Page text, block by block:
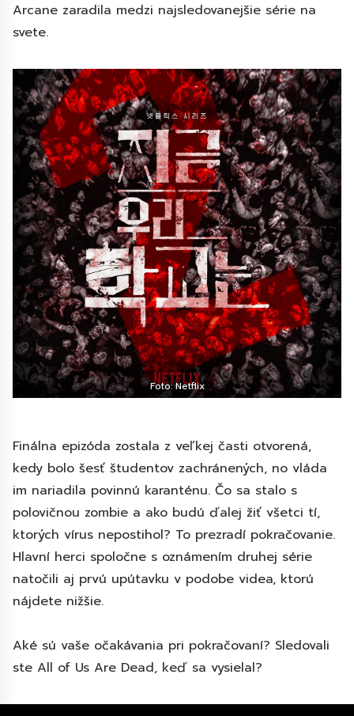
Arcane zaradila medzi najsledovanejšie série na
svete.
Foto: Netflix
Finálna epizóda zostala z veľkej časti otvorená,
kedy bolo šesť študentov zachránených, no vláda
im nariadila povinnú karanténu. Čo sa stalo s
polovičnou zombie a ako budú ďalej žiť všetci tí,
ktorých vírus nepostihol? To prezradí pokračovanie.
Hlavní herci spoločne s oznámením druhej série
natočili aj prvú upútavku v podobe videa, ktorú
nájdete nižšie.
Aké sú vaše očakávania pri pokračovaní? Sledovali
ste All of Us Are Dead, keď sa vysielal?